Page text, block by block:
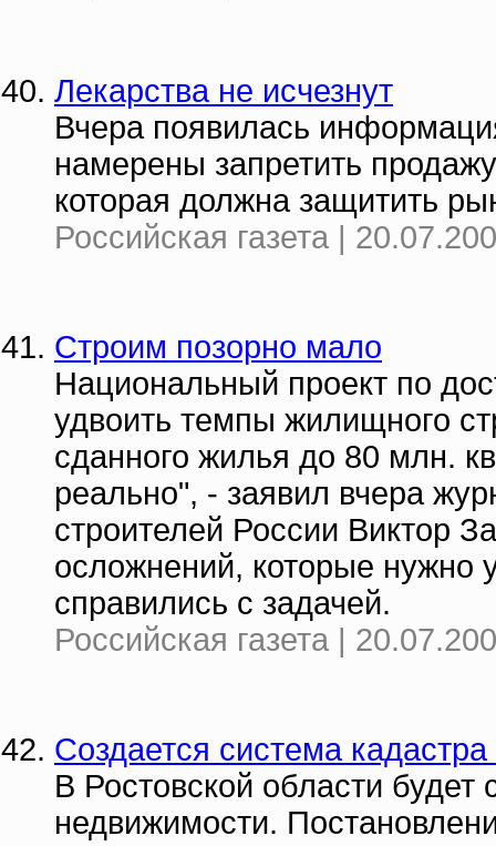
Лекарства не исчезнут
Вчера появилась
намерены запретить
которая должна защитить
Российская газета |
Строим позорно мало
Национальный проект по
удвоить темпы жилищного
сданного жилья до 80 млн.
реально", - заявил вчера
строителей России Виктор
осложнений, которые нужно
справились с задачей.
Российская газета |
Создается система
В Ростовской области будет
недвижимости.